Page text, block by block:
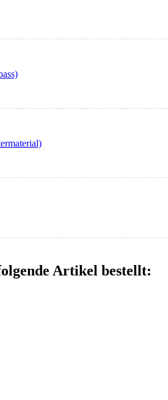
Artikel bestellt: